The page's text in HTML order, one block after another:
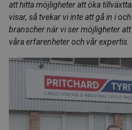
att hitta möjligheter att öka
visar, så tvekar vi inte att gå in i
branscher när vi ser möjligheter
våra erfarenheter och vår expertis.